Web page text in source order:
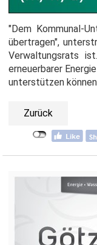
"Dem Kommunal-
übertragen",
Verwaltungsrats
erneuerbarer
unterstützen
Zurück